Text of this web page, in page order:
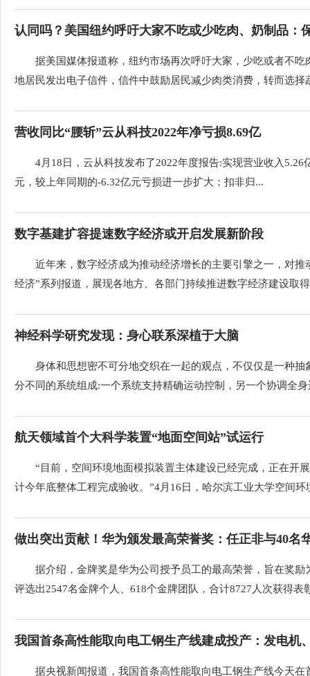
认同吗？美国纽约呼吁大家不吃或少吃肉、奶制品：
据美国媒体报道称，纽约市场再次呼吁大家，少吃或者不
地居民发出电子信件，信件中鼓励居民减少肉类消费，转而选择
营收同比“腰斩”云从科技2022年净亏损8.69亿
4月18日，云从科技发布了2022年度报告:实现营业收入
元，较上年同期的-6.32亿元亏损进一步扩大；扣非归...
数字基建扩容提速数字经济或开启发展新阶段
近年来，数字经济成为推动经济增长的主要引擎之一，对
经济”系列报道，展现各地方、各部门持续推进数字经济建设取
神经科学研究发现：身心联系深植于大脑
身体和思想密不可分地交织在一起的观点，不仅仅是一种
分不同的系统组成:一个系统支持精确运动控制，另一个协调全
航天领域首个大科学装置“地面空间站”试运行
“目前，空间环境地面模拟装置主体建设已经完成，正在开
计今年底整体工程完成验收。”4月16日，哈尔滨工业大学空间环
做出突出贡献！华为颁发最高荣誉奖：任正非与40名
据介绍，金牌奖是华为公司授予员工的最高荣誉，旨在奖
评选出2547名金牌个人、618个金牌团队，合计8727人次获得表
我国首条高性能取向电工钢生产线建成投产：发电机
据央视新闻报道，我国首条高性能取向电工钢生产线今天